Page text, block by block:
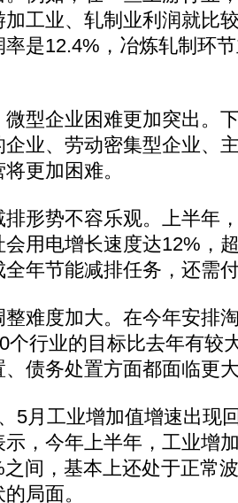
工业、轧制业利润就比
是12.4%，冶炼轧制环
企业困难更加突出。
业、劳动密集型企业、
更加困难。
势不容乐观。上半年
用电增长速度达12%，
年节能减排任务，还需
度加大。在今年安排
个行业的目标比去年有较
债务处置方面都面临更
月工业增加值增速出现
，今年上半年，工业增
间，基本上还处于正常
局面。